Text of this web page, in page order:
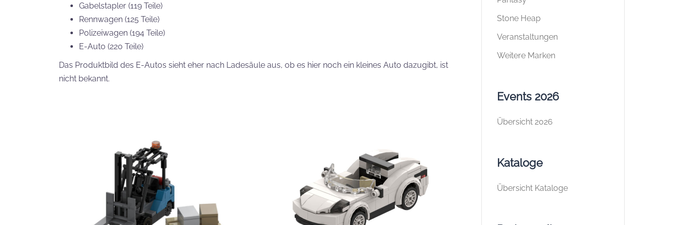
Gabelstapler (119 Teile)
Rennwagen (125 Teile)
Polizeiwagen (194 Teile)
E-Auto (220 Teile)
Das Produktbild des E-Autos sieht eher nach Ladesäule aus, ob es hier noch ein kleines Auto dazugibt, ist
nicht bekannt.
Stone Heap
Veranstaltungen
Weitere Marken
Events 2026
Übersicht 2026
Kataloge
Übersicht Kataloge